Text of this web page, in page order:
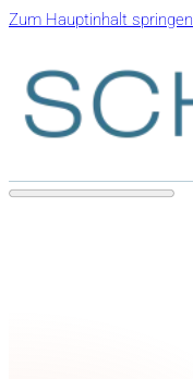
Zum Hauptinhalt springen